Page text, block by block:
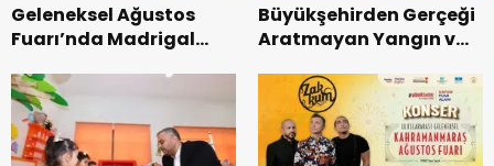
Geleneksel Ağustos
Fuarı’nda Madrigal
Büyükşehirden Gerçeği
Aratmayan Yangın ve